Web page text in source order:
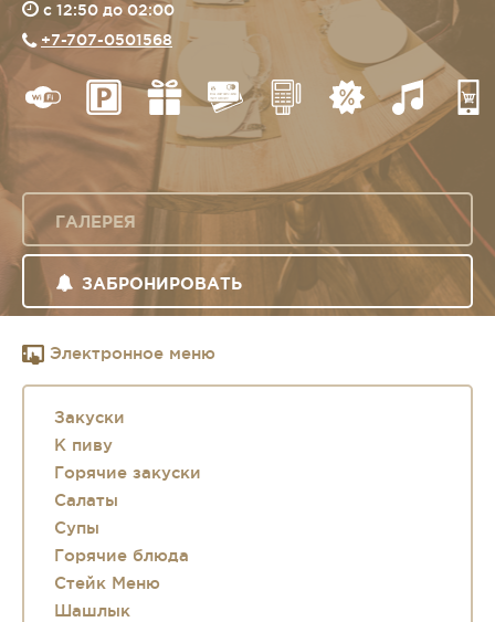
c 12:50 до 02:00
+7-707-0501568
ГАЛЕРЕЯ
ЗАБРОНИРОВАТЬ
Электронное меню
Закуски
К пиву
Горячие закуски
Салаты
Супы
Горячие блюда
Стейк Меню
Шашлык